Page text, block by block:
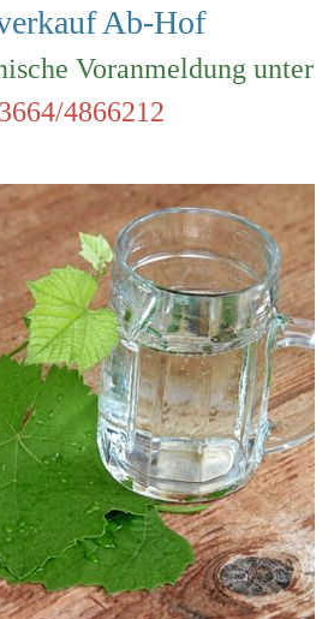
Ab-Hof
Voranmeldung unter
4866212